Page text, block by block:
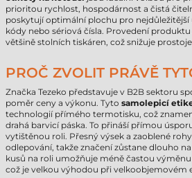
prioritou rychlost, hospodárnost a čistá
poskytují optimální plochu pro nejdůležitější
kódy nebo sériová čísla. Provedení
většině stolních tiskáren, což snižuje
PROČ ZVOLIT PRÁVĚ
Značka Tezeko představuje v B2B sektoru
poměr ceny a výkonu. Tyto samolepicí
technologií přímého termotisku, což
drahá barvicí páska. To přináší přímou
vytištěnou roli. Přesný výsek a zaoblené
odlepování, takže značení zůstane dlouho
kusů na roli umožňuje méně častou
což je velkou výhodou při velkoobjemovém